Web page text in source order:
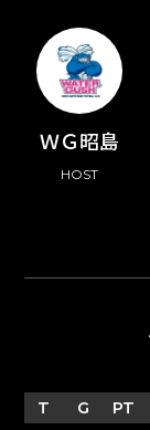
ＷＧ昭島
HOST
T G PT